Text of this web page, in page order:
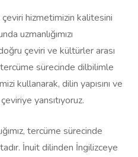
hizmetimizin kalitesini
uzmanlığımızı
çeviri ve kültürler arası
sürecinde dilbilimle
kullanarak, dilin yapısını ve
yansıtıyoruz.
tercüme sürecinde
İnuit dilinden İngilizceye